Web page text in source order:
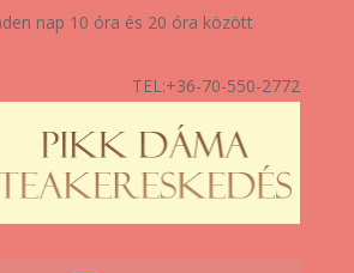
nap 10 óra és 20 óra között
TEL:+36-70-550-2772